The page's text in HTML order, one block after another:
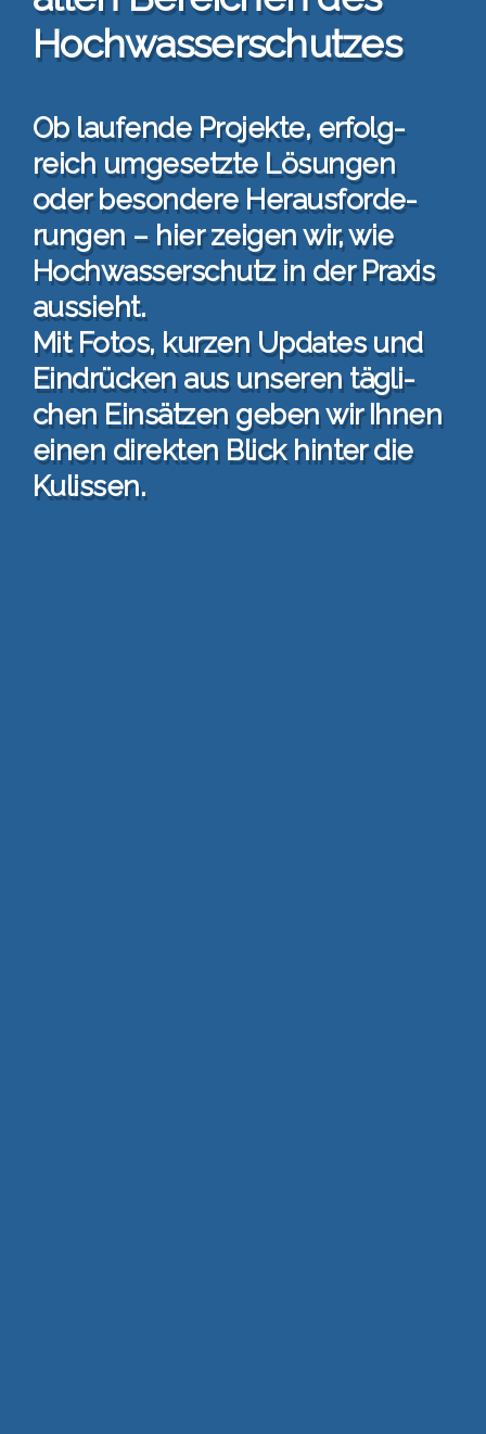
Hoch­was­ser­schut­zes
Ob lau­fen­de Pro­jek­te, erfolg­
reich umge­setz­te Lösun­gen
oder beson­de­re Her­aus­for­de­
run­gen – hier zei­gen wir, wie
Hoch­was­ser­schutz in der Pra­xis
aus­sieht.
Mit Fotos, kur­zen Updates und
Ein­drü­cken aus unse­ren täg­li­
chen Ein­sät­zen geben wir Ihnen
einen direk­ten Blick hin­ter die
Kulis­sen.